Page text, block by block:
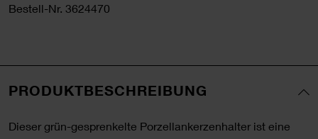
Bestell-Nr. 3624470
PRODUKTBESCHREIBUNG
Dieser grün-gesprenkelte Porzellankerzenhalter ist eine